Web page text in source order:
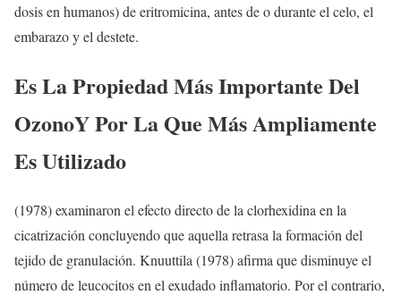
dosis en humanos) de eritromicina, antes de o durante el celo, el
embarazo y el destete.
Es La Propiedad Más Importante Del
OzonoY Por La Que Más Ampliamente
Es Utilizado
(1978) examinaron el efecto directo de la clorhexidina en la
cicatrización concluyendo que aquella retrasa la formación del
tejido de granulación. Knuuttila (1978) afirma que disminuye el
número de leucocitos en el exudado inflamatorio. Por el contrario,